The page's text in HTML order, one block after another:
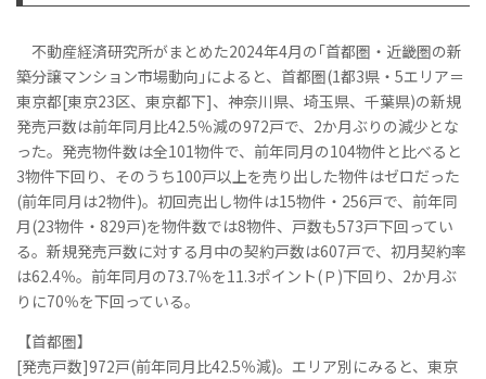
不動産経済研究所がまとめた2024年4月の｢首都圏・近畿圏の新
築分譲マンション市場動向｣によると、首都圏(1都3県・5エリア＝
東京都[東京23区、東京都下]、神奈川県、埼玉県、千葉県)の新規
発売戸数は前年同月比42.5％減の972戸で、2か月ぶりの減少とな
った。発売物件数は全101物件で、前年同月の104物件と比べると
3物件下回り、そのうち100戸以上を売り出した物件はゼロだった
(前年同月は2物件)。初回売出し物件は15物件・256戸で、前年同
月(23物件・829戸)を物件数では8物件、戸数も573戸下回ってい
る。新規発売戸数に対する月中の契約戸数は607戸で、初月契約率
は62.4％。前年同月の73.7％を11.3ポイント(Ｐ)下回り、2か月ぶ
りに70％を下回っている。
【首都圏】
[発売戸数]972戸(前年同月比42.5％減)。エリア別にみると、東京